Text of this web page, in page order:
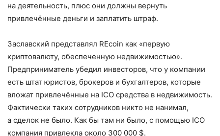
на деятельность, плюс они должны вернуть
привлечённые деньги и заплатить штраф.
Заславский представлял REcoin как «первую
криптовалюту, обеспеченную недвижимостью».
Предприниматель убедил инвесторов, что у компании
есть штат юристов, брокеров и бухгалтеров, которые
вложат привлечённые на ICO средства в недвижимость.
Фактически таких сотрудников никто не нанимал,
а сделок не было. Как бы там ни было, с помощью ICO
компания привлекла около 300 000 $.